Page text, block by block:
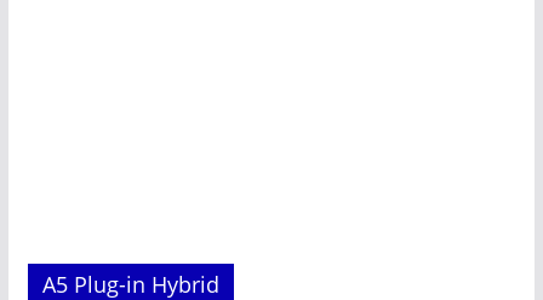
A5 Plug-in Hybrid